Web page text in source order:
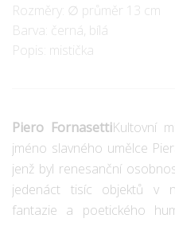
Rozměry: ∅ průměr 13 cm
Barva: černá, bílá
Popis: mistička
Piero FornasettiKultovní
jméno slavného umělce
jenž byl renesanční
jedenáct tisíc objektů v
fantazie a poetického